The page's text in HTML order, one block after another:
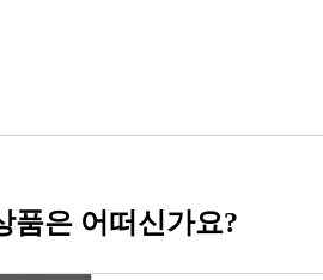
품은 어떠신가요?